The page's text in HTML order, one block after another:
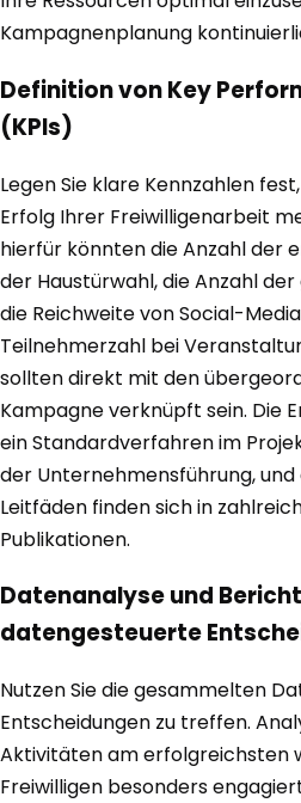
Kampagnenplanung
Definition von Key
(KPIs)
Legen Sie klare Kennzahlen
Erfolg Ihrer Freiwilligenarbeit
hierfür könnten die Anzahl der
der Haustürwahl, die Anzahl
die Reichweite von Social-
Teilnehmerzahl bei
sollten direkt mit den
Kampagne verknüpft sein. Die
ein Standardverfahren im
der Unternehmensführung,
Leitfäden finden sich in
Publikationen.
Datenanalyse und
datengesteuerte
Nutzen Sie die gesammelten
Entscheidungen zu treffen.
Aktivitäten am erfolgreichsten
Freiwilligen besonders